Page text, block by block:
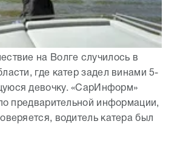
на Волге случилось в
где катер задел винами 5-
девочку. «СарИнформ»
предварительной информации,
водитель катера был